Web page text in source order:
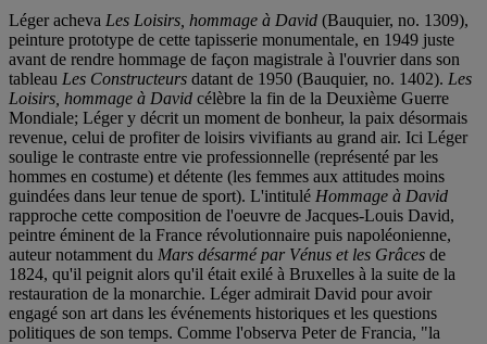
Léger acheva Les Loisirs, hommage à David (Bauquier, no. 1309),
peinture prototype de cette tapisserie monumentale, en 1949 juste
avant de rendre hommage de façon magistrale à l'ouvrier dans son
tableau Les Constructeurs datant de 1950 (Bauquier, no. 1402). Les
Loisirs, hommage à David célèbre la fin de la Deuxième Guerre
Mondiale; Léger y décrit un moment de bonheur, la paix désormais
revenue, celui de profiter de loisirs vivifiants au grand air. Ici Léger
soulige le contraste entre vie professionnelle (représenté par les
hommes en costume) et détente (les femmes aux attitudes moins
guindées dans leur tenue de sport). L'intitulé Hommage à David
rapproche cette composition de l'oeuvre de Jacques-Louis David,
peintre éminent de la France révolutionnaire puis napoléonienne,
auteur notamment du Mars désarmé par Vénus et les Grâces de
1824, qu'il peignit alors qu'il était exilé à Bruxelles à la suite de la
restauration de la monarchie. Léger admirait David pour avoir
engagé son art dans les événements historiques et les questions
politiques de son temps. Comme l'observa Peter de Francia, "la